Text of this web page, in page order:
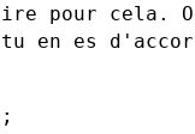
pour cela.
tu en es